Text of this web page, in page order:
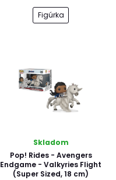
Figúrka
Skladom
Pop! Rides - Avengers
Endgame - Valkyries Flight
(Super Sized, 18 cm)